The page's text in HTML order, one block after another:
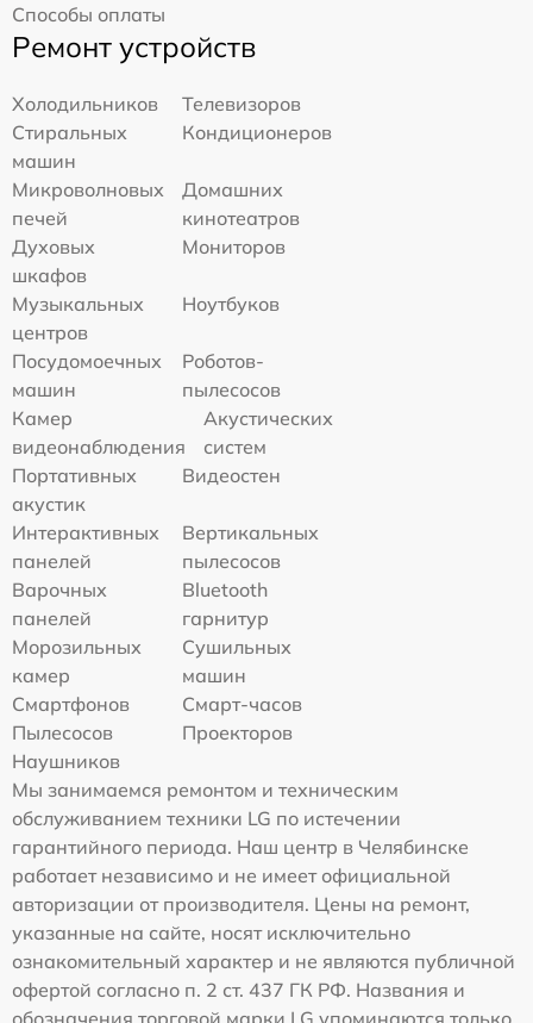
Способы оплаты
Ремонт устройств
Холодильников
Телевизоров
Стиральных
машин
Кондиционеров
Микроволновых
печей
Домашних
кинотеатров
Духовых
шкафов
Мониторов
Музыкальных
центров
Ноутбуков
Посудомоечных
машин
Роботов-
пылесосов
Камер
видеонаблюдения
Акустических
систем
Портативных
акустик
Видеостен
Интерактивных
панелей
Вертикальных
пылесосов
Варочных
панелей
Bluetooth
гарнитур
Морозильных
камер
Сушильных
машин
Смартфонов
Смарт-часов
Пылесосов
Проекторов
Наушников
Мы занимаемся ремонтом и техническим
обслуживанием техники LG по истечении
гарантийного периода. Наш центр в Челябинске
работает независимо и не имеет официальной
авторизации от производителя. Цены на ремонт,
указанные на сайте, носят исключительно
ознакомительный характер и не являются публичной
офертой согласно п. 2 ст. 437 ГК РФ. Названия и